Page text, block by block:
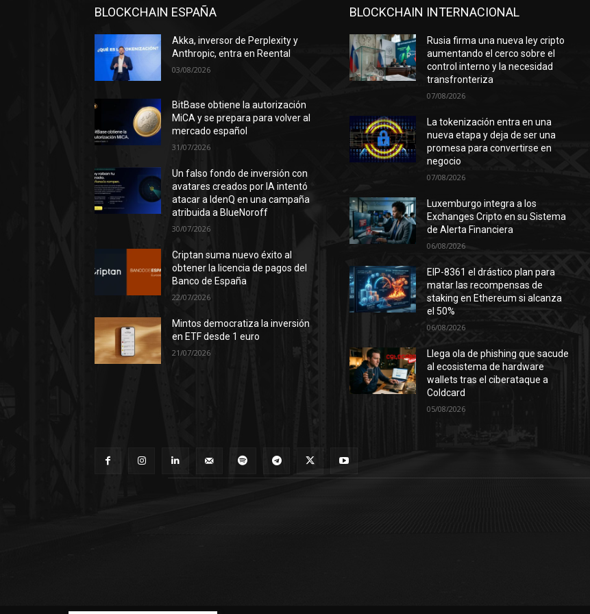
BLOCKCHAIN ESPAÑA
Akka, inversor de Perplexity y
Anthropic, entra en Reental
03/08/2026
BitBase obtiene la autorización
MiCA y se prepara para volver al
mercado español
31/07/2026
Un falso fondo de inversión con
avatares creados por IA intentó
atacar a IdenQ en una campaña
atribuida a BlueNoroff
30/07/2026
Criptan suma nuevo éxito al
obtener la licencia de pagos del
Banco de España
22/07/2026
Mintos democratiza la inversión
en ETF desde 1 euro
21/07/2026
BLOCKCHAIN INTERNACIONAL
Rusia firma una nueva ley cripto
aumentando el cerco sobre el
control interno y la necesidad
transfronteriza
07/08/2026
La tokenización entra en una
nueva etapa y deja de ser una
promesa para convertirse en
negocio
07/08/2026
Luxemburgo integra a los
Exchanges Cripto en su Sistema
de Alerta Financiera
06/08/2026
EIP-8361 el drástico plan para
matar las recompensas de
staking en Ethereum si alcanza
el 50%
06/08/2026
Llega ola de phishing que sacude
al ecosistema de hardware
wallets tras el ciberataque a
Coldcard
05/08/2026